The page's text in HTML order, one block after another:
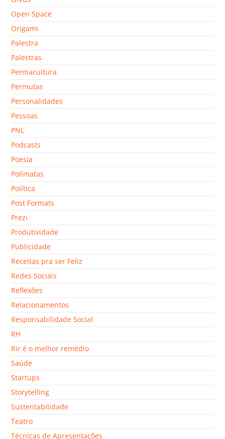
Open Space
Origami
Palestra
Palestras
Permacultura
Permutas
Personalidades
Pessoas
PNL
Podcasts
Poesia
Polímatas
Política
Post Formats
Prezi
Produtividade
Publicidade
Receitas pra ser Feliz
Redes Sociais
Reflexões
Relacionamentos
Responsabilidade Social
RH
Rir é o melhor remédio
Saúde
Startups
Storytelling
Sustentabilidade
Teatro
Técnicas de Apresentações